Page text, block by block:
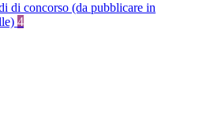
di concorso (da pubblicare in
4